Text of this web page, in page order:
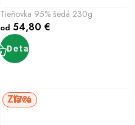
Tieňovka 95% šedá 230g
od54,80 €
Detail
17%